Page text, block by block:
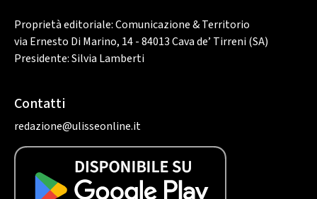
Proprietà editoriale: Comunicazione & Territorio
via Ernesto Di Marino, 14 - 84013 Cava de’ Tirreni (SA)
Presidente: Silvia Lamberti
Contatti
redazione@ulisseonline.it